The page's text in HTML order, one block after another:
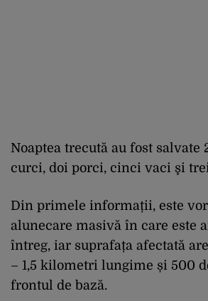
Noaptea trecută au fost salvate
curci, doi porci, cinci vaci şi
Din primele informații, este
alunecare masivă în care este
întreg, iar suprafața afectată
– 1,5 kilometri lungime și 500
frontul de bază.